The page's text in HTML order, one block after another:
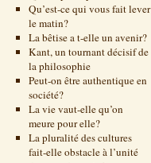
Qu’est-ce qui vous fait lever
le matin?
La bêtise a t-elle un avenir?
Kant, un tournant décisif de
la philosophie
Peut-on être authentique en
société?
La vie vaut-elle qu’on
meure pour elle?
La pluralité des cultures
fait-elle obstacle à l’unité